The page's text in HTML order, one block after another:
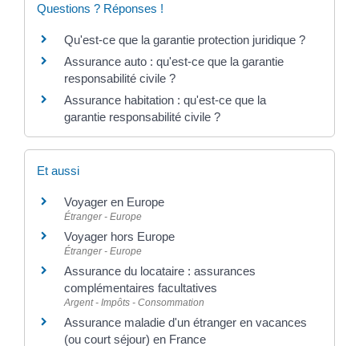
Questions ? Réponses !
Qu'est-ce que la garantie protection juridique ?
Assurance auto : qu'est-ce que la garantie
responsabilité civile ?
Assurance habitation : qu'est-ce que la
garantie responsabilité civile ?
Et aussi
Voyager en Europe
Étranger - Europe
Voyager hors Europe
Étranger - Europe
Assurance du locataire : assurances
complémentaires facultatives
Argent - Impôts - Consommation
Assurance maladie d'un étranger en vacances
(ou court séjour) en France